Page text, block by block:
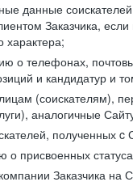
данные
Заказчика, если
характера;
о телефонах,
и кандидатур и
(соискателям),
аналогичные
полученных
присвоенных
Заказчика